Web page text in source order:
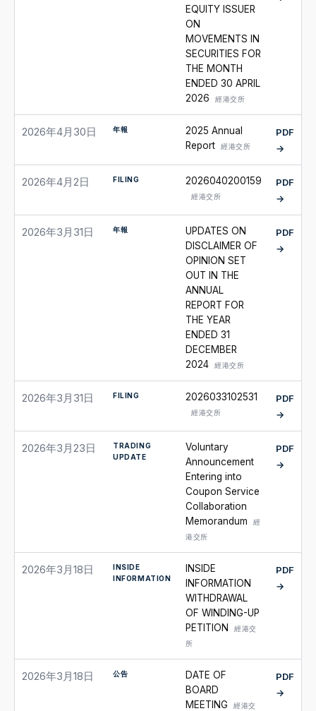
EQUITY ISSUER
ON
MOVEMENTS IN
SECURITIES FOR
THE MONTH
ENDED 30 APRIL
2026
經港交所
2026年4月30日 年報
2025 Annual
Report
經港交所
PDF
→
2026年4月2日 FILING 2026040200159
經港交所
PDF
→
2026年3月31日 年報
UPDATES ON
DISCLAIMER OF
OPINION SET
OUT IN THE
ANNUAL
REPORT FOR
THE YEAR
ENDED 31
DECEMBER
2024
經港交所
PDF
→
2026年3月31日 FILING 2026033102531
經港交所
PDF
→
2026年3月23日
TRADING
UPDATE
Voluntary
Announcement
Entering into
Coupon Service
Collaboration
Memorandum
經
港交所
PDF
→
2026年3月18日
INSIDE
INFORMATION
INSIDE
INFORMATION
WITHDRAWAL
OF WINDING-UP
PETITION
經港交
所
PDF
→
2026年3月18日 公告
DATE OF
BOARD
MEETING
經港交
PDF
→